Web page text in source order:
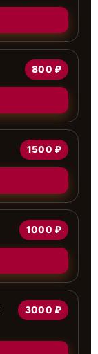
800 ₽
1500 ₽
1000 ₽
3000 ₽